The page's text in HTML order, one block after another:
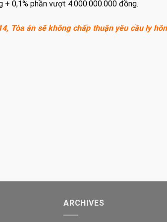
+ 0,1% phần vượt 4.000.000.000 đồng.
Tòa án sẽ không chấp thuận yêu cầu ly
ARCHIVES